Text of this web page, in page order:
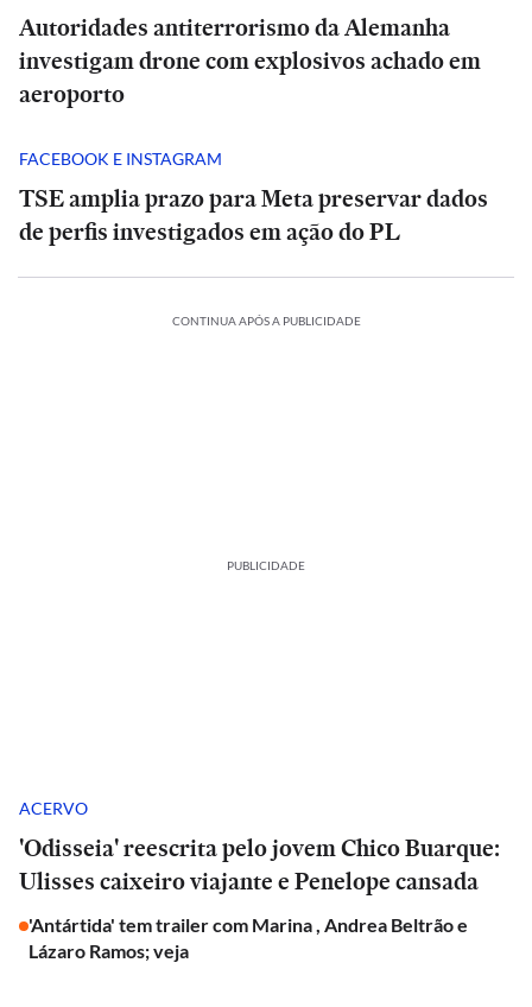
Autoridades antiterrorismo da Alemanha
investigam drone com explosivos achado em
aeroporto
FACEBOOK E INSTAGRAM
TSE amplia prazo para Meta preservar dados
de perfis investigados em ação do PL
CONTINUA APÓS A PUBLICIDADE
PUBLICIDADE
ACERVO
'Odisseia' reescrita pelo jovem Chico Buarque:
Ulisses caixeiro viajante e Penelope cansada
'Antártida' tem trailer com Marina , Andrea Beltrão e
Lázaro Ramos; veja